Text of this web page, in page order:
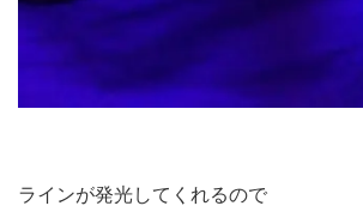
ラインが発光してくれるので